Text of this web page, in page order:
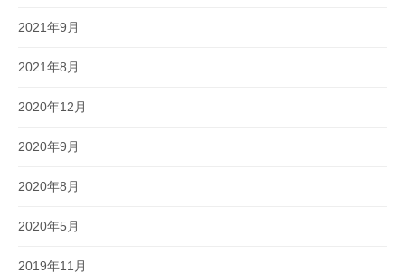
2021年9月
2021年8月
2020年12月
2020年9月
2020年8月
2020年5月
2019年11月